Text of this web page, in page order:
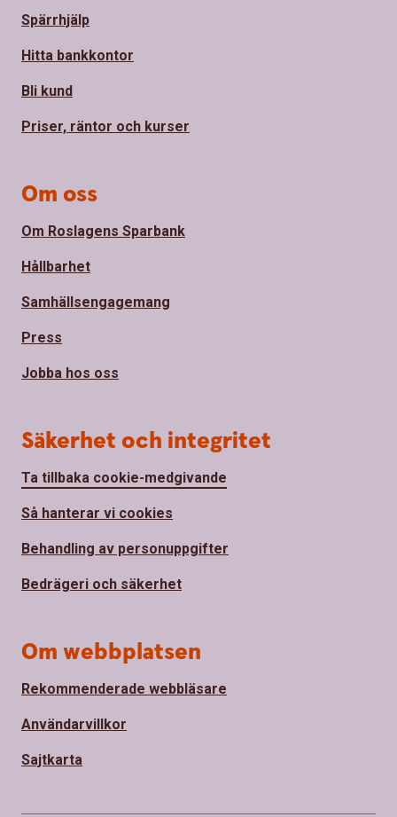
Spärrhjälp
Hitta bankkontor
Bli kund
Priser, räntor och kurser
Om oss
Om Roslagens Sparbank
Hållbarhet
Samhällsengagemang
Press
Jobba hos oss
Säkerhet och integritet
Ta tillbaka cookie-medgivande
Så hanterar vi cookies
Behandling av personuppgifter
Bedrägeri och säkerhet
Om webbplatsen
Rekommenderade webbläsare
Användarvillkor
Sajtkarta